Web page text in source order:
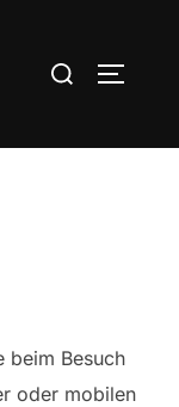
beim Besuch
oder mobilen